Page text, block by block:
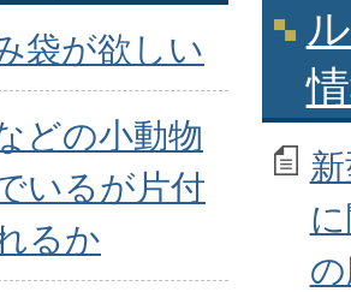
袋が欲しい
どの小動物
いるが片付
るか